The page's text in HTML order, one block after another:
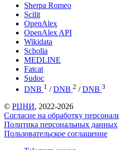
Sherpa Romeo
Scilit
OpenAlex
OpenAlex API
Wikidata
Scholia
MEDLINE
Fatcat
Sudoc
DNB 1 / DNB 2 / DNB 3
© РЦНИ, 2022-2026
Согласие на обработку
Политика персональных данных
Пользовательское соглашение